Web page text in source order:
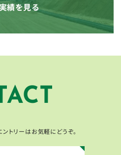
績を見る
トリーはお気軽にどうぞ。